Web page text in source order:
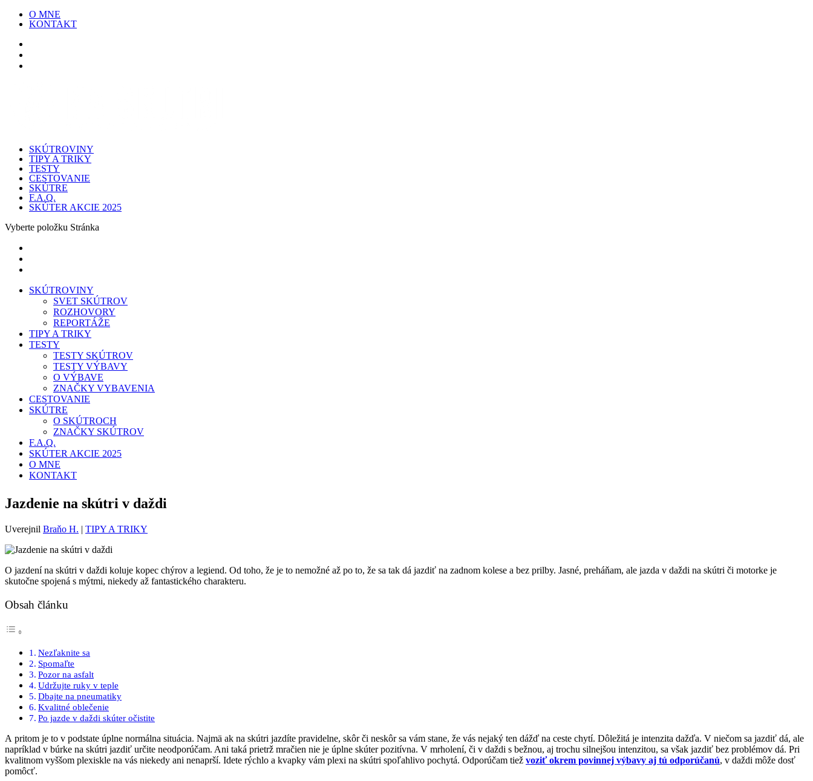
O MNE
KONTAKT
SKÚTROVINY
TIPY A TRIKY
TESTY
CESTOVANIE
SKÚTRE
F.A.Q.
SKÚTER AKCIE 2025
Vyberte položku Stránka
SKÚTROVINY
SVET SKÚTROV
ROZHOVORY
REPORTÁŽE
TIPY A TRIKY
TESTY
TESTY SKÚTROV
TESTY VÝBAVY
O VÝBAVE
ZNAČKY VYBAVENIA
CESTOVANIE
SKÚTRE
O SKÚTROCH
ZNAČKY SKÚTROV
F.A.Q.
SKÚTER AKCIE 2025
O MNE
KONTAKT
Jazdenie na skútri v daždi
Uverejnil Braňo H. | TIPY A TRIKY
O jazdení na skútri v daždi koluje kopec chýrov a legiend. Od toho, že je to nemožné až po to, že sa tak dá jazdiť na zadnom kolese a bez prilby. Jasné, preháňam, ale jazda v daždi na skútri či motorke je
skutočne spojená s mýtmi, niekedy až fantastického charakteru.
Obsah článku
Nezľaknite sa
Spomaľte
Pozor na asfalt
Udržujte ruky v teple
Dbajte na pneumatiky
Kvalitné oblečenie
Po jazde v daždi skúter očistite
A pritom je to v podstate úplne normálna situácia. Najmä ak na skútri jazdíte pravidelne, skôr či neskôr sa vám stane, že vás nejaký ten dážď na ceste chytí. Dôležitá je intenzita dažďa. V niečom sa jazdiť dá, ale
napríklad v búrke na skútri jazdiť určite neodporúčam. Ani taká prietrž mračien nie je úplne skúter pozitívna. V mrholení, či v daždi s bežnou, aj trochu silnejšou intenzitou, sa však jazdiť bez problémov dá. Pri
kvalitnom vyššom plexiskle na vás niekedy ani nenaprší. Idete rýchlo a kvapky vám plexi na skútri spoľahlivo pochytá. Odporúčam tiež voziť okrem povinnej výbavy aj tú odporúčanú, v daždi môže dosť
pomôcť.